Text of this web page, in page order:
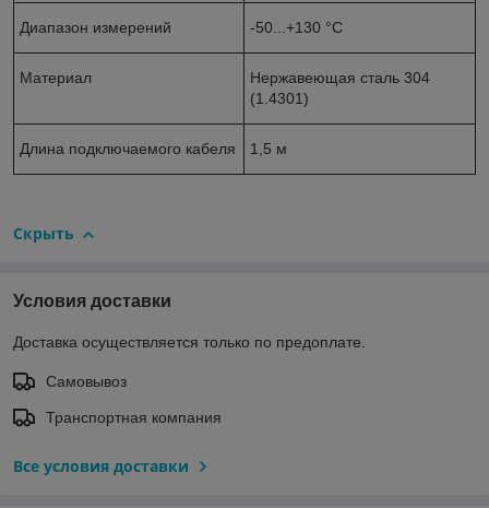
Диапазон измерений -50...+130 °C
Материал
Нержавеющая сталь 304
(1.4301)
Длина подключаемого кабеля 1,5 м
Скрыть
Условия доставки
Доставка осуществляется только по предоплате.
Самовывоз
Транспортная компания
Все условия доставки